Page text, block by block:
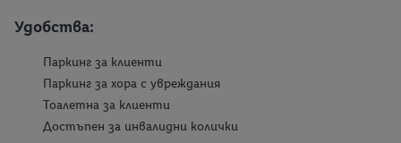
Удобства:
Паркинг за клиенти
Паркинг за хора с увреждания
Тоалетна за клиенти
Достъпен за инвалидни колички